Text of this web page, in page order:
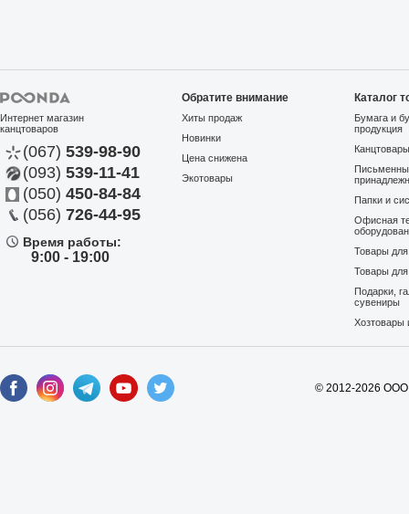
Интернет магазин
канцтоваров
(067) 539-98-90
(093) 539-11-41
(050) 450-84-84
(056) 726-44-95
Время работы:
9:00 - 19:00
Обратите внимание
Хиты продаж
Новинки
Цена снижена
Экотовары
Каталог
Бумага и
продукция
Папки и
Офисная
Товары
Товары
Подарки,
сувениры
Хозтовары
© 2012-2026